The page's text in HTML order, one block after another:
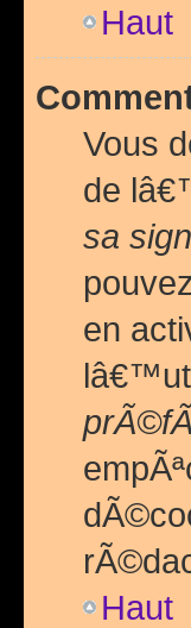
Haut
Vous
de
sa
en
Haut